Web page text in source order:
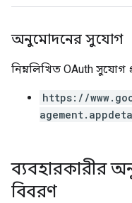
অনুমোদনের সুযোগ
নিম্নলিখিত OAuth সুযোগ
https://
ব্যবহারকারীর
বিবরণ